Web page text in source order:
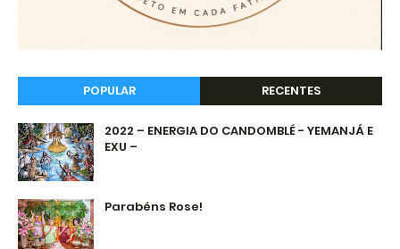
POPULAR RECENTES
2022 – ENERGIA DO CANDOMBLÉ - YEMANJÁ E
EXU –
Parabéns Rose!